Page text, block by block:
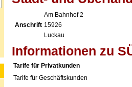
Anschrift
Am Bahnhof 2
15926
Luckau
Informationen zu
Tarife für Privatkunden
Tarife für Geschäftskunden